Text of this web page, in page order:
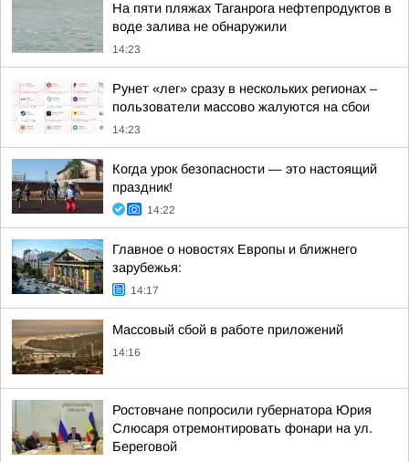
На пяти пляжах Таганрога нефтепродуктов в
воде залива не обнаружили
14:23
Рунет «лег» сразу в нескольких регионах –
пользователи массово жалуются на сбои
14:23
Когда урок безопасности — это настоящий
праздник!
14:22
Главное о новостях Европы и ближнего
зарубежья:
14:17
Массовый сбой в работе приложений
14:16
Ростовчане попросили губернатора Юрия
Слюсаря отремонтировать фонари на ул.
Береговой